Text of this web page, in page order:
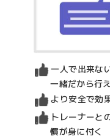
一人で出来な
一緒だから行
より安全で効
トレーナーと
慣が身に付く